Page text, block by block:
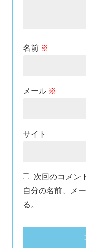
名前 ※
メール ※
サイト
次回のコメン
自分の名前、メ
る。